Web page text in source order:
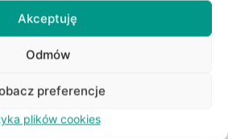
Akceptuję
Odmów
preferencje
plików cookies
rozwiązania Cardiolens Viewer®,
produktu na rynku
(Software as a Medical
pomagać radiologom oraz